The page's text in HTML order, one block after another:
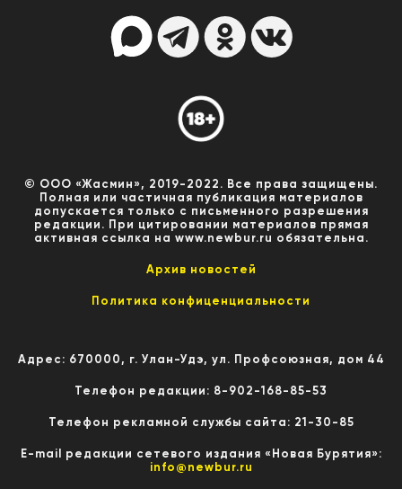
© ООО «Жасмин», 2019-2022. Все права защищены.
Полная или частичная публикация материалов
допускается только с письменного разрешения
редакции. При цитировании материалов прямая
активная ссылка на www.newbur.ru обязательна.
Архив новостей
Политика конфиценциальности
Адрес: 670000, г. Улан-Удэ, ул. Профсоюзная, дом 44
Телефон редакции: 8-902-168-85-53
Телефон рекламной службы сайта: 21-30-85
E-mail редакции сетевого издания «Новая Бурятия»:
info@newbur.ru